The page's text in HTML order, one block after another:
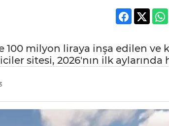
100 milyon liraya inşa edilen ve
sitesi, 2026'nın ilk aylarında